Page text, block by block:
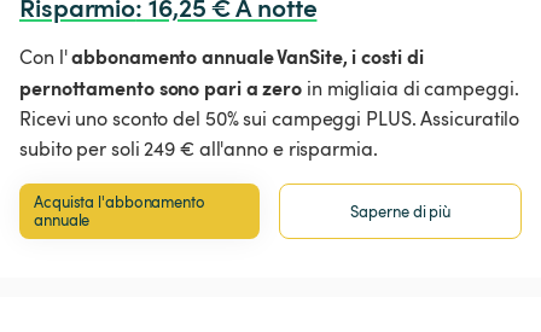
Con l'abbonamento annuale VanSite, i costi di
pernottamento sono pari a zero in migliaia di campeggi.
Ricevi uno sconto del 50% sui campeggi PLUS. Assicuratilo
subito per soli 249 € all'anno e risparmia.
Acquista l'abbonamento
annuale
Saperne di più